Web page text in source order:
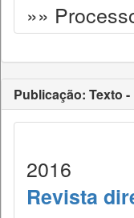
»»
Publicação: Texto
2016
Revista